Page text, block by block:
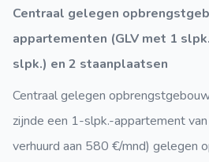
Centraal gelegen opbrengstgebouw met 2
appartementen (GLV met 1
slpk.) en 2 staanplaatsen
Centraal gelegen
zijnde een 1-slpk.-appartement
verhuurd aan 580 €/mnd) gelegen